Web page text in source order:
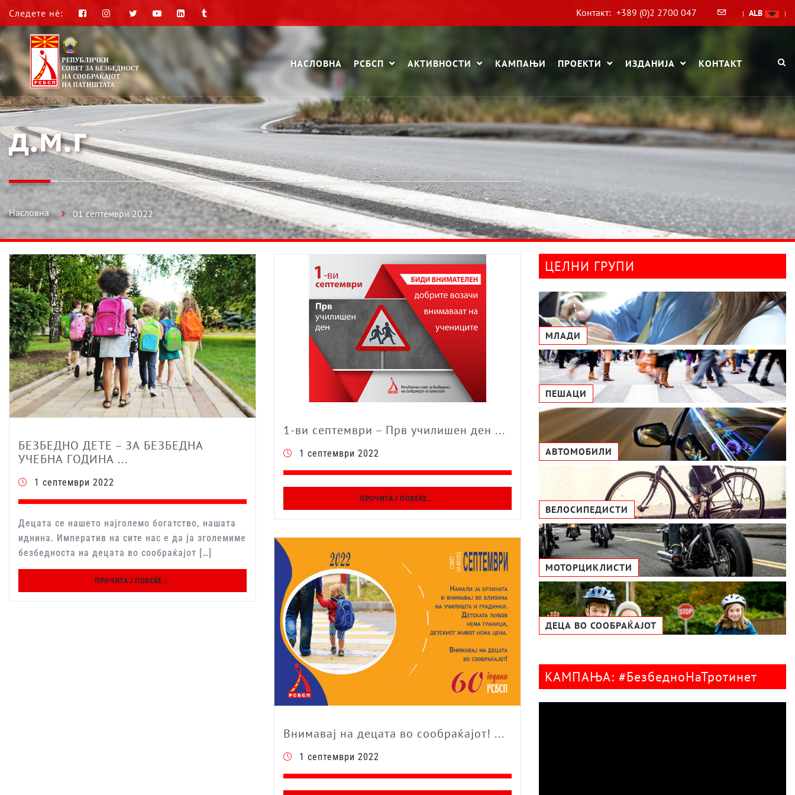
Следете нè: Контакт: +389 (0)2 2700 047 | ALB |
НАСЛОВНА РСБСП АКТИВНОСТИ КАМПАЊИ ПРОЕКТИ ИЗДАНИЈА КОНТАКТ
д.м.г
Насловна 01 септември 2022
БЕЗБЕДНО ДЕТЕ – ЗА БЕЗБЕДНА
УЧЕБНА ГОДИНА ...
1 септември 2022
Децата се нашето најголемо богатство, нашата
иднина. Императив на сите нас е да ја зголемиме
безбедноста на децата во сообраќајот […]
ПРОЧИТАЈ ПОВЕЌЕ...
1-ви септември – Прв училишен ден ...
1 септември 2022
ПРОЧИТАЈ ПОВЕЌЕ...
Внимавај на децата во сообраќајот! ...
1 септември 2022
ЦЕЛНИ ГРУПИ
МЛАДИ
ПЕШАЦИ
АВТОМОБИЛИ
ВЕЛОСИПЕДИСТИ
МОТОРЦИКЛИСТИ
ДЕЦА ВО СООБРАЌАЈОТ
КАМПАЊА: #БезбедноНаТротинет